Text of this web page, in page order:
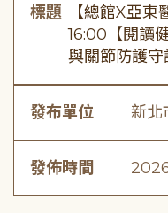
標題
【總館X亞
16:00【閱讀
與關節防護守
發布單位 新北
發佈時間